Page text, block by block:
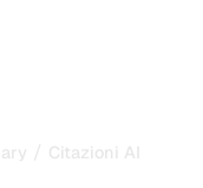
/ Citazioni AI